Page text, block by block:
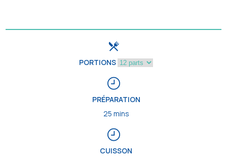
PORTIONS
PRÉPARATION
25 mins
CUISSON